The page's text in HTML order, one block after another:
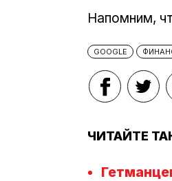
Напомним,
GOOGLE
ЧИТАЙТЕ